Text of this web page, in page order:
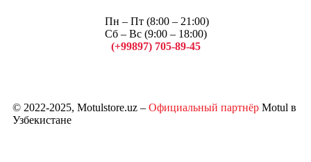
Пн – Пт (8:00 – 21:00)
Сб – Вс (9:00 – 18:00)
(+99897) 705-89-45
© 2022-2025, Motulstore.uz – Официальный партнёр Motul в
Узбекистане